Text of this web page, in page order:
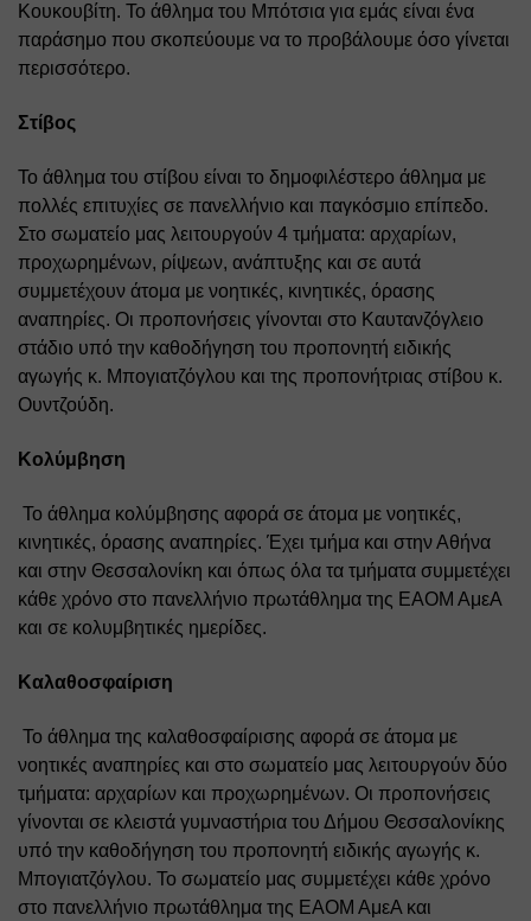
Κουκουβίτη. Το άθλημα του Μπότσια για εμάς είναι ένα
παράσημο που σκοπεύουμε να το προβάλουμε όσο γίνεται
περισσότερο.
Στίβος
Το άθλημα του στίβου είναι το δημοφιλέστερο άθλημα με
Στο σωματείο μας λειτουργούν 4 τμήματα: αρχαρίων,
προχωρημένων, ρίψεων, ανάπτυξης και σε αυτά
συμμετέχουν άτομα με νοητικές, κινητικές, όρασης
αναπηρίες. Οι προπονήσεις γίνονται στο Καυτανζόγλειο
στάδιο υπό την καθοδήγηση του προπονητή ειδικής
αγωγής κ. Μπογιατζόγλου και της προπονήτριας στίβου κ.
Ουντζούδη.
Κολύμβηση
κινητικές, όρασης αναπηρίες. Έχει τμήμα και στην Αθήνα
και στην Θεσσαλονίκη και όπως όλα τα τμήματα συμμετέχει
κάθε χρόνο στο πανελλήνιο πρωτάθλημα της ΕΑΟΜ ΑμεΑ
και σε κολυμβητικές ημερίδες.
Καλαθοσφαίριση
νοητικές αναπηρίες και στο σωματείο μας λειτουργούν δύο
τμήματα: αρχαρίων και προχωρημένων. Οι προπονήσεις
γίνονται σε κλειστά γυμναστήρια του Δήμου Θεσσαλονίκης
υπό την καθοδήγηση του προπονητή ειδικής αγωγής κ.
Μπογιατζόγλου. Το σωματείο μας συμμετέχει κάθε χρόνο
στο πανελλήνιο πρωτάθλημα της ΕΑΟΜ ΑμεΑ και